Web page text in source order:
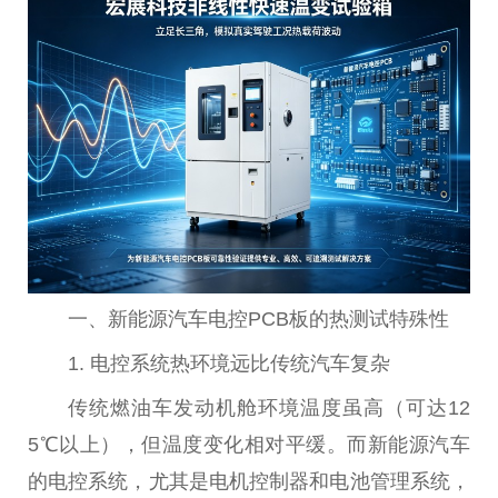
一、新能源汽车电控PCB板的热测试特殊性
1. 电控系统热环境远比传统汽车复杂
传统燃油车发动机舱环境温度虽高（可达12
5℃以上），但温度变化相对平缓。而新能源汽车
的电控系统，尤其是电机控制器和电池管理系统，